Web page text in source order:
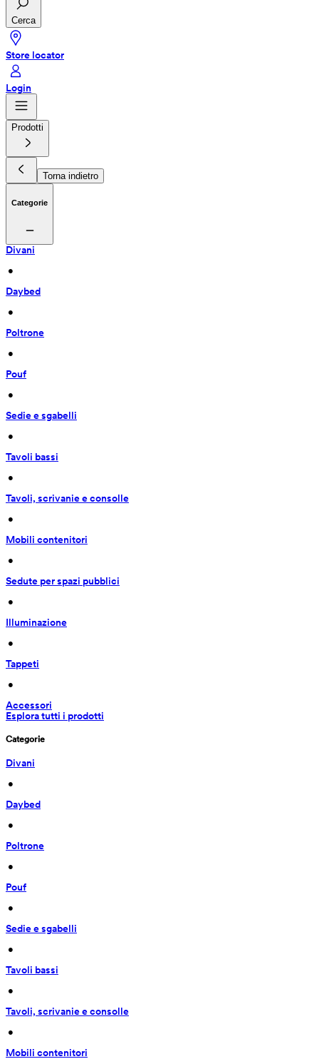
Cerca
Store locator
Login
Prodotti
Torna indietro
Categorie
Divani
•
Daybed
•
Poltrone
•
Pouf
•
Sedie e sgabelli
•
Tavoli bassi
•
Tavoli, scrivanie e consolle
•
Mobili contenitori
•
Sedute per spazi pubblici
•
Illuminazione
•
Tappeti
•
Accessori
Esplora tutti i prodotti
Categorie
Divani
•
Daybed
•
Poltrone
•
Pouf
•
Sedie e sgabelli
•
Tavoli bassi
•
Tavoli, scrivanie e consolle
•
Mobili contenitori